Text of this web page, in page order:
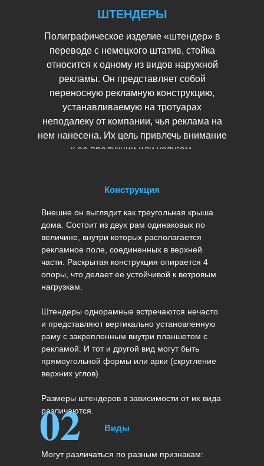
ШТЕНДЕРЫ
Полиграфическое изделие «штендер» в
переводе с немецкого штатив, стойка
относится к одному из видов наружной
рекламы. Он представляет собой
переносную рекламную конструкцию,
устанавливаемую на тротуарах
неподалеку от компании, чья реклама на
нем нанесена. Их цель привлечь внимание
к ее продукции или услугам.
Внешне он выглядит как треугольная крыша
дома. Состоит из двух рам одинаковых по
величине, внутри которых располагается
рекламное поле, соединенных в верхней
части. Раскрытая конструкция опирается 4
опоры, что делает ее устойчивой к ветровым
нагрузкам.
Штендеры однорамные встречаются нечасто
и представляют вертикально установленную
раму с закрепленным внутри планшетом с
рекламой. И тот и другой вид могут быть
прямоугольной формы или арки (скругление
верхних углов).
Размеры штендеров в зависимости от их вида
различаются.
Могут различаться по разным признакам:
Конструкция
Виды
02